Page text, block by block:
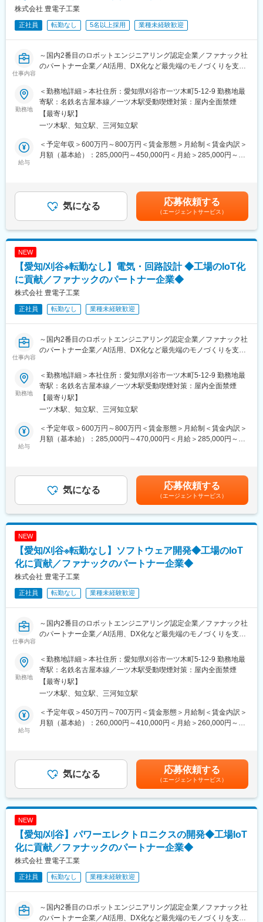
半導体、医療、食品、大学・研究機関など幅広い分野で採用され
安定企業です。
■中途社員の声：
・伝統的に任せる風土があるので、高度なシステムほど責任もあ
りますが、達成感も大きいです。失敗や試行錯誤も繰り返し、現
く公平に評価されます。
日本産業用ロボット工業会から国内2番目にロボットのエンジニア
リング企業として認定企業です。
トヨタ、日産、ホンダ等、自動車メーカー各社のほとんどがファ
ナック製の産業用ロボットを使用しており、当社ではそのロボッ
トシステムを、各ユーザー使用にカスタマイズし、納入していま
す。
アルミ合金系の鋳造ロボットシステム世界シェア70％！ほぼ全て
認定され、産業ロボットシステムを主に開発から設計、製造まで
をトータルでサポートするトータルシステムエンジニアリングメ
を受賞し、今後は、技術力を高め世界No.1のシステムエンジニア
されています。
株式会社 豊電子工業
正社員 転勤なし 5名以上採用 業種未経験歓迎
仕事内容
～国内2番目のロボットエンジニアリング認定企業／ファナック社
のパートナー企業／AI活用、DX化など最先端のモノづくりを支え
■職務概要：
トヨタ自動車など自動車向け産業用ロボットの制御設計をお任せ
します。
カスタマイズしたロボット及び、周辺装置の完成製品を社内でテ
ィーチングし国内外問わず納品先へ赴いて試運転・調整業務をご
担当いただきます。
省力化やエコ、安全性観点で、各企業がロボット導入を積極的に
推進し、開発案件が増加しているため、開発者の増員採用となり
ナック製の産業用ロボットを使用。
当社では、そのロボットシステムを、各ユーザー仕様にカスタマ
イズし、自社製品として納入しています。ロボットに関するあら
りますが、達成感も大きいです。失敗や試行錯誤も繰り返し、現
場で上手く稼働した時の感動はひとしおです。
・他業界出身の中途社員も多く、新卒社員と比べて昇格に差はな
く公平に評価されます。
リング企業として認定企業です。
トヨタ、日産、ホンダ等、自動車メーカー各社のほとんどがファ
トシステムを、各ユーザー使用にカスタマイズし、納入していま
す。
アルミ合金系の鋳造ロボットシステム世界シェア70％！ほぼ全て
の自動車・二輪車メーカーを支えています。
また、同社は2004年3月愛知県知事から『愛知ブランド企業』に
認定され、産業ロボットシステムを主に開発から設計、製造まで
を受賞し、今後は、技術力を高め世界No.1のシステムエンジニア
リングメーカーを目指しています。
近年ではIot推進のスマート工場の生産ラインビルダーとして認知
勤務地
＜勤務地詳細＞本社住所：愛知県刈谷市一ツ木町5-12-9 勤務地最
寄駅：名鉄名古屋本線／一ツ木駅受動喫煙対策：屋内全面禁煙
【最寄り駅】
一ツ木駅、知立駅、三河知立駅
給与
＜予定年収＞600万円～800万円＜賃金形態＞月給制＜賃金内訳＞
月額（基本給）：285,000円～450,000円＜月給＞285,000円～
は固定手当を含めた表記です。
気になる 応募依頼する
（エージェントサービス）
NEW
【愛知/刈谷※転勤なし】電気・回路設計 ◆工場のIoT化
に貢献／ファナックのパートナー企業◆
株式会社 豊電子工業
正社員 転勤なし 業種未経験歓迎
仕事内容
～国内2番目のロボットエンジニアリング認定企業／ファナック社
のパートナー企業／AI活用、DX化など最先端のモノづくりを支え
■職務概要：
トヨタ自動車など、自動車向け産業用ロボットシステムの電気回
路設計をお任せいたします。
PLC、タッチパネルなどを組み込んだ制御盤のハード設計を主に
行って頂きます。
■中途社員の声：
・伝統的に任せる風土があるので、高度なシステムほど責任もあ
・他業界出身の中途社員も多く、新卒社員と比べて昇格に差はな
く公平に評価されます。
ナック製の産業用ロボットを使用しており、当社ではそのロボッ
トシステムを、各ユーザー使用にカスタマイズし、納入していま
す。
アルミ合金系の鋳造ロボットシステム世界シェア70％！ほぼ全て
の自動車・二輪車メーカーを支えています。
認定され、産業ロボットシステムを主に開発から設計、製造まで
をトータルでサポートするトータルシステムエンジニアリングメ
2012年2月にトヨタグローバル仕入先総会において、技術開発賞
を受賞し、今後は、技術力を高め世界No.1のシステムエンジニア
リングメーカーを目指しています。
近年ではIot推進のスマート工場の生産ラインビルダーとして認知
されています。
勤務地
＜勤務地詳細＞本社住所：愛知県刈谷市一ツ木町5-12-9 勤務地最
寄駅：名鉄名古屋本線／一ツ木駅受動喫煙対策：屋内全面禁煙
【最寄り駅】
一ツ木駅、知立駅、三河知立駅
給与
＜予定年収＞600万円～800万円＜賃金形態＞月給制＜賃金内訳＞
月額（基本給）：285,000円～470,000円＜月給＞285,000円～
は固定手当を含めた表記です。
気になる 応募依頼する
（エージェントサービス）
NEW
【愛知/刈谷※転勤なし】ソフトウェア開発◆工場のIoT
化に貢献／ファナックのパートナー企業◆
株式会社 豊電子工業
正社員 転勤なし 業種未経験歓迎
仕事内容
～国内2番目のロボットエンジニアリング認定企業／ファナック社
のパートナー企業／AI活用、DX化など最先端のモノづくりを支え
■職務概要：
産業用ロボットの組込制御ソフトウェア開発をお任せします。
自動車メーカーである顧客の要望に応じて一品仕様のロボットを
自身で創り上げていきます。自動車製造には欠かせない自動化装
置です。
今回は、省力化やエコ、安全性観点で、各企業がロボット導入を
積極的に推進し、開発案件が増加しているため開発者の増員採用
となります。
トシステムを、各ユーザー使用にカスタマイズし、自社製品とし
て納入しています。
・他業界出身の中途社員も多く、新卒社員と比べて昇格に差はな
く公平に評価されます。
■当社の魅力：
日本産業用ロボット工業会から国内2番目にロボットのエンジニア
ナック製の産業用ロボットを使用しており、当社ではそのロボッ
トシステムを、各ユーザー使用にカスタマイズし、納入していま
勤務地
＜勤務地詳細＞本社住所：愛知県刈谷市一ツ木町5-12-9 勤務地最
寄駅：名鉄名古屋本線／一ツ木駅受動喫煙対策：屋内全面禁煙
【最寄り駅】
一ツ木駅、知立駅、三河知立駅
給与
＜予定年収＞450万円～700万円＜賃金形態＞月給制＜賃金内訳＞
月額（基本給）：260,000円～410,000円＜月給＞260,000円～
気になる 応募依頼する
（エージェントサービス）
NEW
【愛知/刈谷】パワーエレクトロニクスの開発◆工場IoT
化に貢献／ファナックのパートナー企業◆
株式会社 豊電子工業
正社員 転勤なし 業種未経験歓迎
～国内2番目のロボットエンジニアリング認定企業／ファナック社
のパートナー企業／AI活用、DX化など最先端のモノづくりを支え